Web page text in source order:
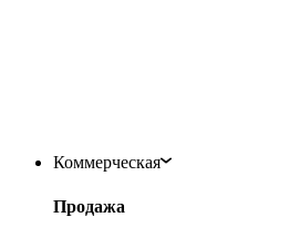
Коммерческая
Продажа